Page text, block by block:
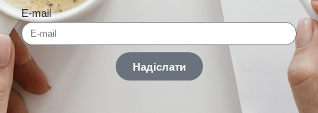
E-mail
Надіслати